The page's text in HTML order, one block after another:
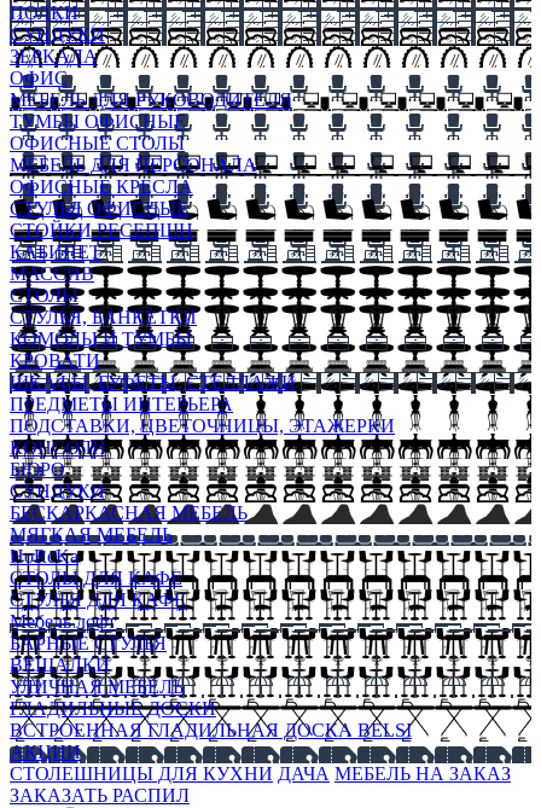
ПОЛКИ
СУНДУКИ
ЗЕРКАЛА
ОФИС
МЕБЕЛЬ ДЛЯ РУКОВОДИТЕЛЯ
ТУМБЫ ОФИСНЫЕ
ОФИСНЫЕ СТОЛЫ
МЕБЕЛЬ ДЛЯ ПЕРСОНАЛА
ОФИСНЫЕ КРЕСЛА
СТУЛЬЯ ОФИСНЫЕ
СТОЙКИ РЕСЕПШН
КАБИНЕТ
МАССИВ
СТОЛЫ
СТУЛЬЯ, БАНКЕТКИ
КОМОДЫ И ТУМБЫ
КРОВАТИ
ШКАФЫ, БУФЕТЫ, СТЕЛЛАЖИ
ПРЕДМЕТЫ ИНТЕРЬЕРА
ПОДСТАВКИ, ЦВЕТОЧНИЦЫ, ЭТАЖЕРКИ
КОНСОЛИ
БЮРО
СУНДУКИ
БЕСКАРКАСНАЯ МЕБЕЛЬ
МЯГКАЯ МЕБЕЛЬ
HoReKa
СТОЛЫ ДЛЯ КАФЕ
СТУЛЬЯ ДЛЯ КАФЕ
Мебель лофт
БАРНЫЕ СТУЛЬЯ
ВЕШАЛКИ
УЛИЧНАЯ МЕБЕЛЬ
ГЛАДИЛЬНЫЕ ДОСКИ
ВСТРОЕННАЯ ГЛАДИЛЬНАЯ ДОСКА BELSI
АКЦИИ
СТОЛЕШНИЦЫ ДЛЯ КУХНИ ДАЧА МЕБЕЛЬ НА ЗАКАЗ
ЗАКАЗАТЬ РАСПИЛ